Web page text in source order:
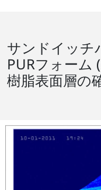
サンドイッチ
PURフォーム
樹脂表面層の